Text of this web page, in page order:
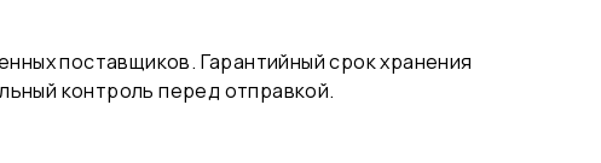
поставщиков. Гарантийный срок хранения
контроль перед отправкой.